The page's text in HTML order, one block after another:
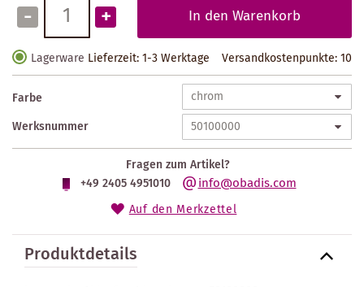
- + In den Warenkorb
Lagerware Lieferzeit: 1-3 Werktage Versandkostenpunkte:10
Farbe
Werksnummer
Fragen zum Artikel?
+49 2405 4951010
info@obadis.com
Auf den Merkzettel
Produktdetails